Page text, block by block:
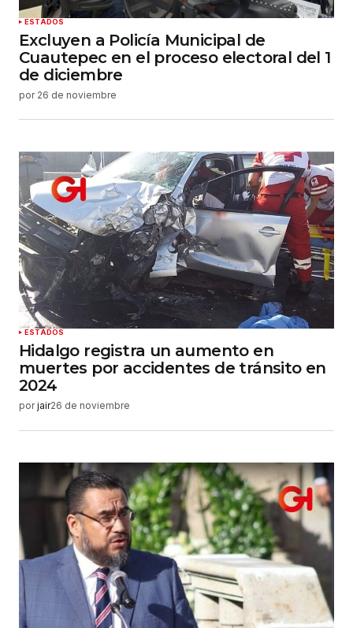
Enviar comentario
ESTADOS
Excluyen a Policía Municipal de
Cuautepec en el proceso electoral del 1
de diciembre
por 26 de noviembre
ESTADOS
Hidalgo registra un aumento en
muertes por accidentes de tránsito en
2024
por jair26 de noviembre